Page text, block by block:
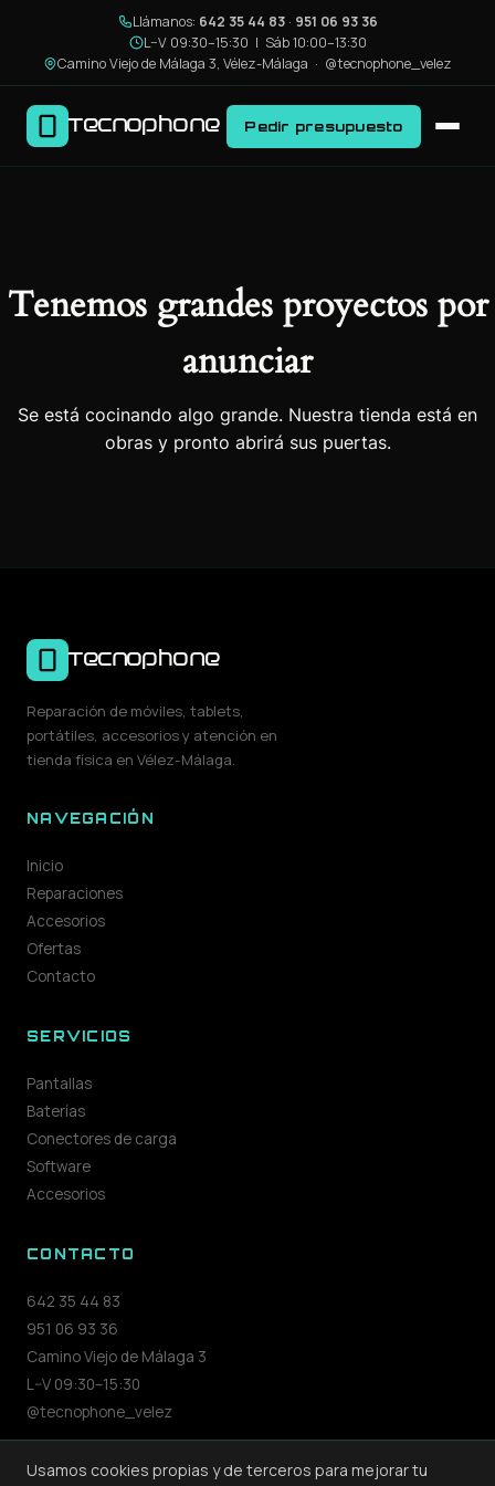
Llámanos: 642 35 44 83· 951 06 93 36
L–V 09:30–15:30 | Sáb 10:00–13:30
Camino Viejo de Málaga 3, Vélez-Málaga · @tecnophone_velez
Tecnophone Pedir presupuesto
Tenemos grandes proyectos por
anunciar
Se está cocinando algo grande. Nuestra tienda está en
obras y pronto abrirá sus puertas.
Tecnophone
Reparación de móviles, tablets,
portátiles, accesorios y atención en
tienda física en Vélez-Málaga.
NAVEGACIÓN
Inicio
Reparaciones
Accesorios
Ofertas
Contacto
SERVICIOS
Pantallas
Baterías
Conectores de carga
Software
Accesorios
CONTACTO
642 35 44 83
951 06 93 36
Camino Viejo de Málaga 3
L–V 09:30–15:30
@tecnophone_velez
Usamos cookies propias y de terceros para mejorar tu